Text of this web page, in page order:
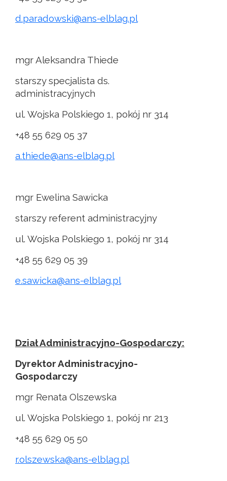
d.paradowski@ans-elblag.pl
mgr Aleksandra Thiede
starszy specjalista ds.
administracyjnych
ul. Wojska Polskiego 1, pokój nr 314
+48 55 629 05 37
a.thiede@ans-elblag.pl
mgr Ewelina Sawicka
starszy referent administracyjny
ul. Wojska Polskiego 1, pokój nr 314
+48 55 629 05 39
e.sawicka@ans-elblag.pl
Dział Administracyjno-Gospodarczy:
Dyrektor Administracyjno-
Gospodarczy
mgr Renata Olszewska
ul. Wojska Polskiego 1, pokój nr 213
+48 55 629 05 50
r.olszewska@ans-elblag.pl